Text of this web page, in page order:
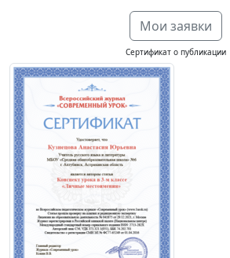
Мои заявки
Сертификат о публикации